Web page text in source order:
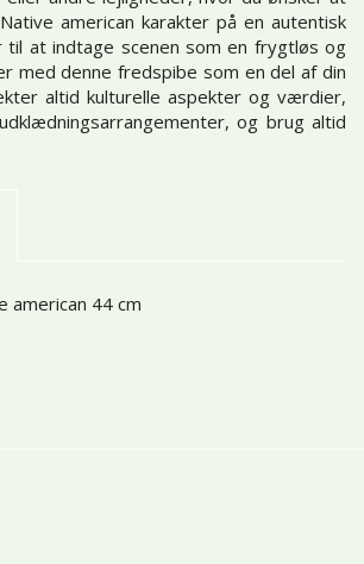
american karakter på en autentisk
til at indtage scenen som en frygtløs og
med denne fredspibe som en del af din
altid kulturelle aspekter og værdier,
og brug altid
american 44 cm